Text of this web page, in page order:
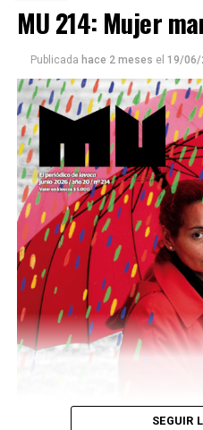
Este número 215 de MU
podría ser una frase:
Sin
Descargar la Mu en
MU 214: Mujer
Publicada hace 2 meses el 19/06/
SEGUIR